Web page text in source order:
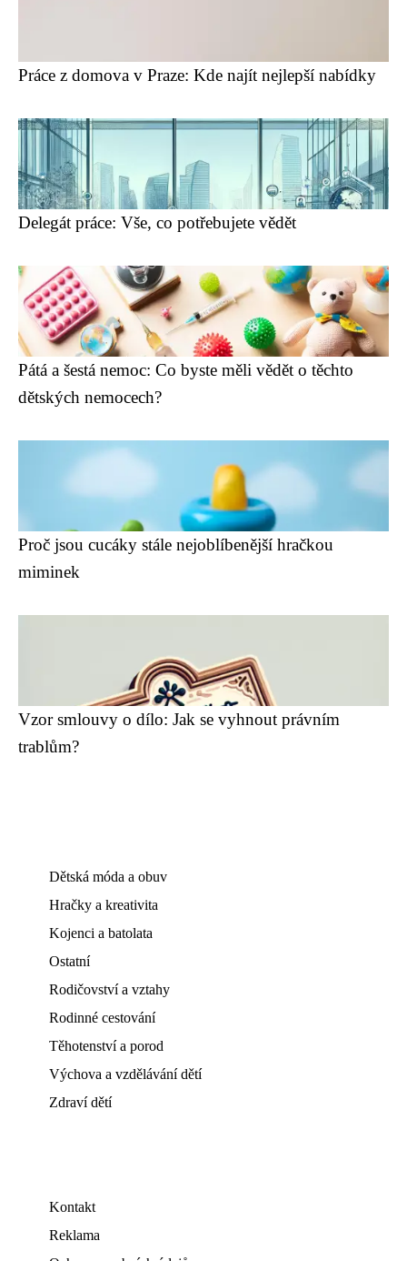
Práce z domova v Praze: Kde najít nejlepší nabídky
Delegát práce: Vše, co potřebujete vědět
Pátá a šestá nemoc: Co byste měli vědět o těchto
dětských nemocech?
Proč jsou cucáky stále nejoblíbenější hračkou
miminek
Vzor smlouvy o dílo: Jak se vyhnout právním
trablům?
Dětská móda a obuv
Hračky a kreativita
Kojenci a batolata
Ostatní
Rodičovství a vztahy
Rodinné cestování
Těhotenství a porod
Výchova a vzdělávání dětí
Zdraví dětí
Kontakt
Reklama